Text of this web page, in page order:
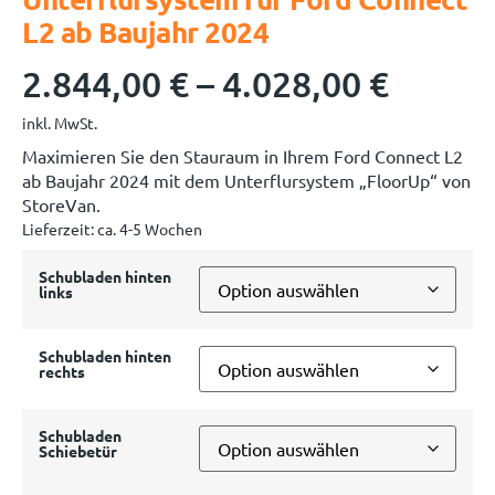
L2 ab Baujahr 2024
2.844,00 €– 4.028,00 €
inkl. MwSt.
Maximieren Sie den Stauraum in Ihrem Ford Connect L2
ab Baujahr 2024 mit dem Unterflursystem „FloorUp“ von
StoreVan.
Lieferzeit:ca. 4-5 Wochen
Schubladen hinten
links
Schubladen hinten
rechts
Schubladen
Schiebetür